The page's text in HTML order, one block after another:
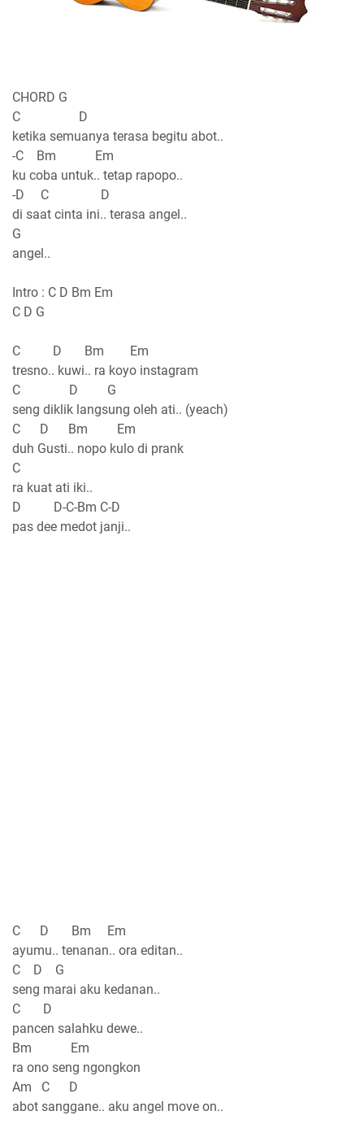
CHORD G
C D
ketika semuanya terasa begitu abot..
-C Bm Em
ku coba untuk.. tetap rapopo..
-D C D
di saat cinta ini.. terasa angel..
G
angel..
Intro : C D Bm Em
C D G
C D Bm Em
tresno.. kuwi.. ra koyo instagram
C D G
seng diklik langsung oleh ati.. (yeach)
C D Bm Em
duh Gusti.. nopo kulo di prank
C
ra kuat ati iki..
D D-C-Bm C-D
pas dee medot janji..
C D Bm Em
ayumu.. tenanan.. ora editan..
C D G
seng marai aku kedanan..
C D
pancen salahku dewe..
Bm Em
ra ono seng ngongkon
Am C D
abot sanggane.. aku angel move on..